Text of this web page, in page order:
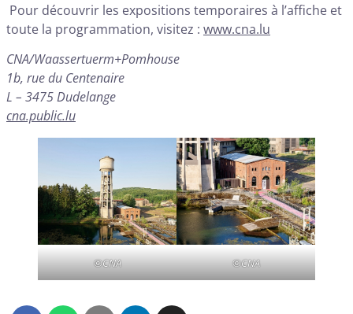
Pour découvrir les expositions temporaires à l’affiche et
toute la programmation, visitez : www.cna.lu
CNA/Waassertuerm+Pomhouse
1b, rue du Centenaire
L – 3475 Dudelange
cna.public.lu
©CNA ©CNA